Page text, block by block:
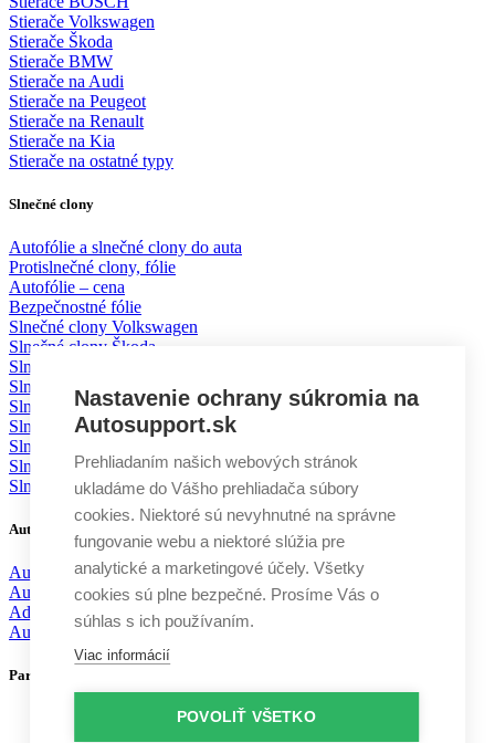
Stierače Volkswagen
Stierače Škoda
Stierače BMW
Stierače na Audi
Stierače na Peugeot
Stierače na Renault
Stierače na Kia
Stierače na ostatné typy
Slnečné clony
Autofólie a slnečné clony do auta
Protislnečné clony, fólie
Autofólie – cena
Bezpečnostné fólie
Slnečné clony Volkswagen
Slnečné clony Škoda
Slnečné clony BMW
Slnečné clony Mercedes
Slnečné clony Mazda
Slnečné clony Toyota
Slnečné clony Ford
Slnečné clony KIA
Slnečné clony Volvo
Autodoplnky
Autochémia
Autokozmetika
Aditíva
Autodoplnky
Partneri
Nastavenie ochrany súkromia na
Autosupport.sk
Prehliadaním našich webových stránok
ukladáme do Vášho prehliadača súbory
cookies. Niektoré sú nevyhnutné na správne
fungovanie webu a niektoré slúžia pre
analytické a marketingové účely. Všetky
cookies sú plne bezpečné. Prosíme Vás o
súhlas s ich používaním.
Viac informácií
POVOLIŤ VŠETKO